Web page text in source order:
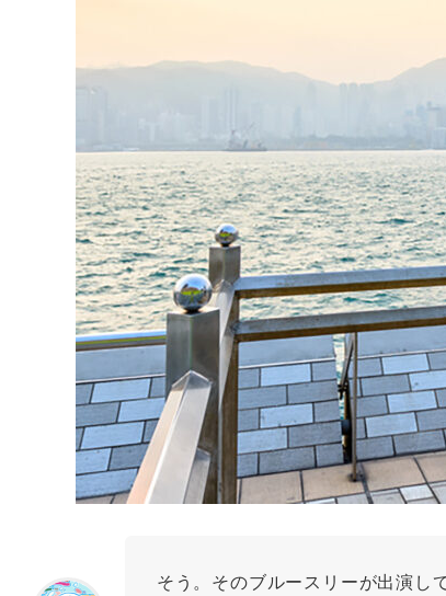
そう。そのブルースリーが出演し